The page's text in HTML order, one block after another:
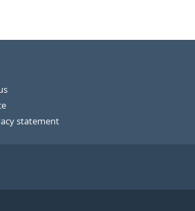
statement